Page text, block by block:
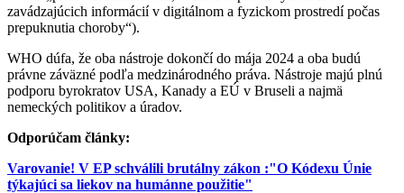
zavádzajúcich informácií v digitálnom a fyzickom prostredí počas
prepuknutia choroby“).
WHO dúfa, že oba nástroje dokončí do mája 2024 a oba budú
právne záväzné podľa medzinárodného práva. Nástroje majú plnú
podporu byrokratov USA, Kanady a EÚ v Bruseli a najmä
nemeckých politikov a úradov.
Odporúčam články:
Varovanie! V EP schválili brutálny zákon :"O Kódexu Únie
týkajúci sa liekov na humánne použitie"